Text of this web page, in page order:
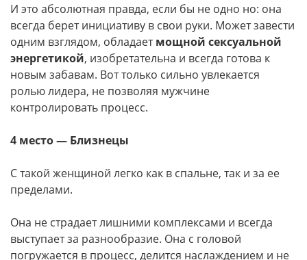
И это абсолютная правда, если бы не одно но: она
всегда берет инициативу в свои руки. Может завести
одним взглядом, обладаетмощной сексуальной
энергетикой, изобретательна и всегда готова к
новым забавам. Вот только сильно увлекается
ролью лидера, не позволяя мужчине
контролировать процесс.
4 место — Близнецы
С такой женщиной легко как в спальне, так и за ее
пределами.
Она не страдает лишними комплексами и всегда
выступает за разнообразие. Она с головой
погружается в процесс, делится наслаждением и не